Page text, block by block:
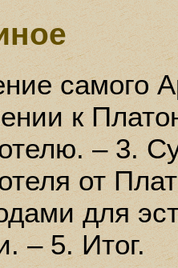
самого
к
– 3.
от
для
– 5. Итог.